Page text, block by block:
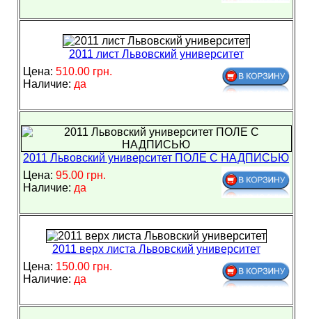
2011 лист Львовский университет
Цена: 510.00 грн.
Наличие: да
2011 Львовский университет ПОЛЕ С НАДПИСЬЮ
Цена: 95.00 грн.
Наличие: да
2011 верх листа Львовский университет
Цена: 150.00 грн.
Наличие: да